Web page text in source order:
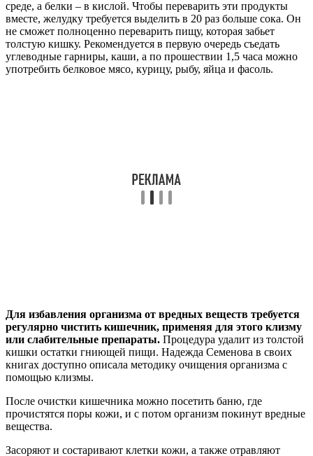
среде, а белки – в кислой. Чтобы переварить эти продукты
вместе, желудку требуется выделить в 20 раз больше сока. Он
не сможет полноценно переварить пищу, которая забьет
толстую кишку. Рекомендуется в первую очередь съедать
углеводные гарниры, каши, а по прошествии 1,5 часа можно
употребить белковое мясо, курицу, рыбу, яйца и фасоль.
Для избавления организма от вредных веществ требуется
регулярно чистить кишечник, применяя для этого клизму
или слабительные препараты. Процедура удалит из толстой
кишки остатки гниющей пищи. Надежда Семенова в своих
книгах доступно описала методику очищения организма с
помощью клизмы.
После очистки кишечника можно посетить баню, где
прочистятся поры кожи, и с потом организм покинут вредные
вещества.
Засоряют и состаривают клетки кожи, а также отравляют